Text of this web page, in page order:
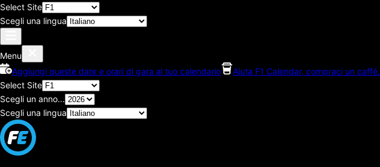
Select Site
Scegli una lingua
Menu
Aggiungi queste date e orari di gara al tuo calendario
Aiuta F1 Calendar, compraci un caffé.
Select Site
Scegli un anno...
Scegli una lingua